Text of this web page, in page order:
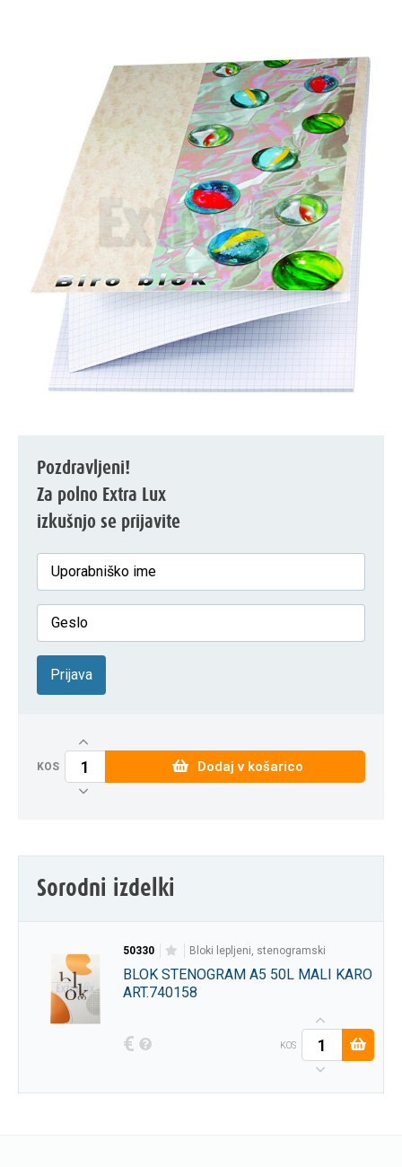
Pozdravljeni!
Za polno Extra Lux
izkušnjo se prijavite
Prijava
KOS Dodaj v košarico
Sorodni izdelki
50330 bloki lepljeni, stenogramski
BLOK STENOGRAM A5 50L MALI KARO
ART.740158
€ KOS